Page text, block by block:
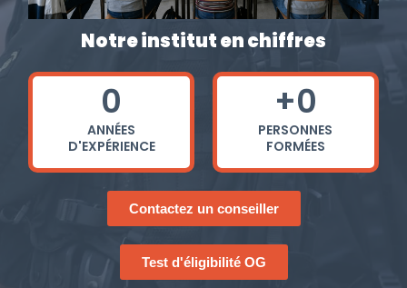
Notre institut en chiffres
0
ANNÉES
D'EXPÉRIENCE
+0
PERSONNES
FORMÉES
Contactez un conseiller
Test d'éligibilité OG